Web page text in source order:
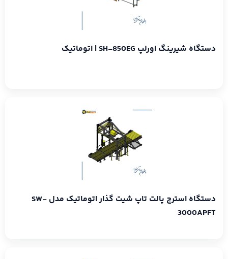
دستگاه شیرینگ اورلپ SH-850EG | اتوماتیک
دستگاه استرچ پالت تاپ شیت گذار اتوماتیک مدل SW-
3000APFT